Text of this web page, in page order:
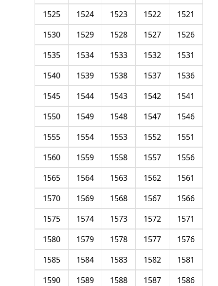
1521
1522
1523
1524
1525
1526
1527
1528
1529
1530
1531
1532
1533
1534
1535
1536
1537
1538
1539
1540
1541
1542
1543
1544
1545
1546
1547
1548
1549
1550
1551
1552
1553
1554
1555
1556
1557
1558
1559
1560
1561
1562
1563
1564
1565
1566
1567
1568
1569
1570
1571
1572
1573
1574
1575
1576
1577
1578
1579
1580
1581
1582
1583
1584
1585
1586
1587
1588
1589
1590